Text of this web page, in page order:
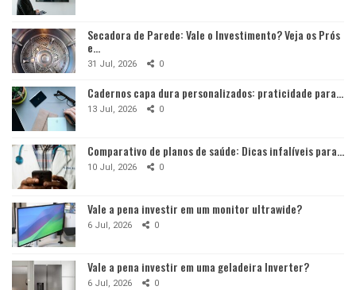
Secadora de Parede: Vale o Investimento? Veja os Prós
e…
31 Jul, 2026 0
Cadernos capa dura personalizados: praticidade para…
13 Jul, 2026 0
Comparativo de planos de saúde: Dicas infalíveis para…
10 Jul, 2026 0
Vale a pena investir em um monitor ultrawide?
6 Jul, 2026 0
Vale a pena investir em uma geladeira Inverter?
6 Jul, 2026 0